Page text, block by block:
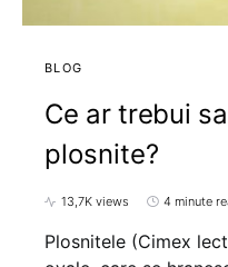
BLOG
Ce ar trebui
plosnite?
13,7K views 4 minute
Plosnitele (Cimex